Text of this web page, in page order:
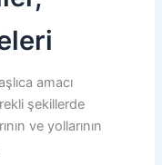
amacı
şekillerde
ve yollarının